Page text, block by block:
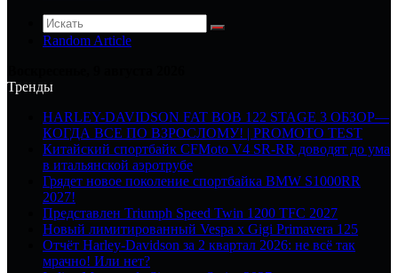
Random Article
Тренды
HARLEY-DAVIDSON FAT BOB 122 STAGE 3 ОБЗОР—
КОГДА ВСЕ ПО ВЗРОСЛОМУ! | PROMOTO TEST
Китайский спортбайк CFMoto V4 SR-RR доводят до ума
в итальянской аэротрубе
Грядет новое поколение спортбайка BMW S1000RR
2027!
Представлен Triumph Speed Twin 1200 TFC 2027
Новый лимитированный Vespa x Gigi Primavera 125
Отчёт Harley-Davidson за 2 квартал 2026: не всё так
мрачно! Или нет?